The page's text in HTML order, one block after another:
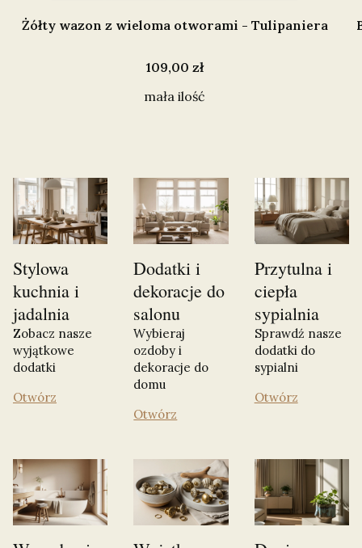
Żółty wazon z wieloma otworami - Tulipaniera
Cena
109,00 zł
mała ilość
Stylowa
kuchnia i
jadalnia
Zobacz nasze
wyjątkowe
dodatki
Otwórz
Dodatki i
dekoracje do
salonu
Wybieraj
ozdoby i
dekoracje do
domu
Otwórz
Przytulna i
ciepła
sypialnia
Sprawdź nasze
dodatki do
sypialni
Otwórz